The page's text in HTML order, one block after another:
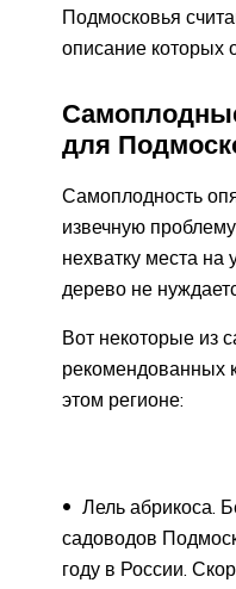
Подмосковья
описание которых
для
Самоплодность
извечную
нехватку места
дерево не
Вот некоторые из
рекомендованных
этом регионе:
Лель абрикоса.
садоводов
году в России.